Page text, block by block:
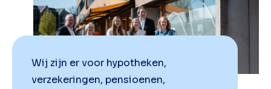
Wij zijn er voor hypotheken,
verzekeringen, pensioenen,